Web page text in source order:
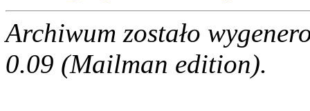
Archiwum zostało
0.09 (Mailman edition).